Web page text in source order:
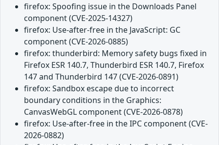
firefox: Spoofing issue in the Downloads Panel
component (CVE-2025-14327)
firefox: Use-after-free in the JavaScript: GC
component (CVE-2026-0885)
firefox: thunderbird: Memory safety bugs fixed in
Firefox ESR 140.7, Thunderbird ESR 140.7, Firefox
147 and Thunderbird 147 (CVE-2026-0891)
firefox: Sandbox escape due to incorrect
boundary conditions in the Graphics:
CanvasWebGL component (CVE-2026-0878)
firefox: Use-after-free in the IPC component (CVE-
2026-0882)